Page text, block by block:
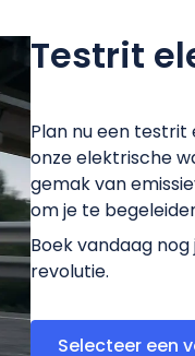
Testrit
Plan nu een
onze elektrische
gemak van
om je te
Boek vandaag
revolutie.
Selecteer een